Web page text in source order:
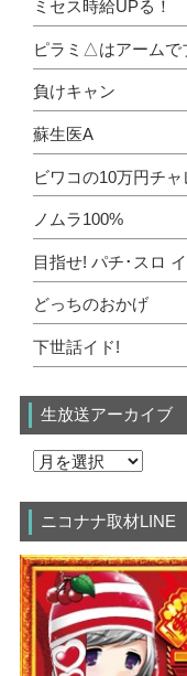
ミセス時給UPる！
ピラミ△はアームで
負けキャン
蘇生医A
ビワコの10万円チャ
ノムラ100%
目指せ! パチ･スロ
どっちのおかげ
下世話イド!
生放送アーカイブ
ニコナナ取材LINE